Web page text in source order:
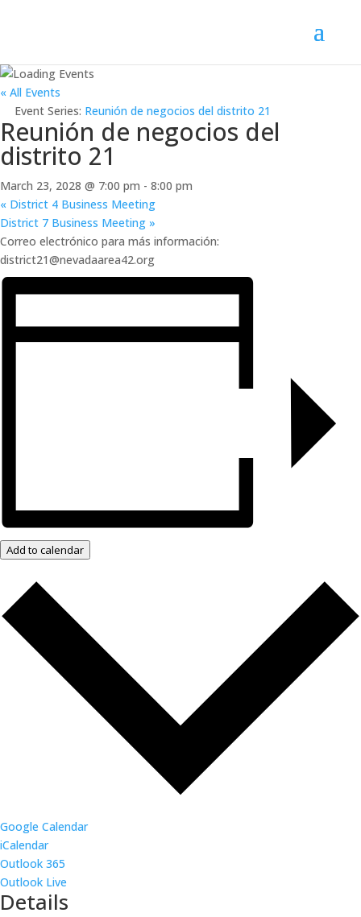
« All Events
Event Series: Reunión de negocios del distrito 21
Reunión de negocios del
distrito 21
March 23, 2028 @ 7:00 pm - 8:00 pm
« District 4 Business Meeting
District 7 Business Meeting »
Correo electrónico para más información:
district21@nevadaarea42.org
Add to calendar
Google Calendar
iCalendar
Outlook 365
Outlook Live
Details